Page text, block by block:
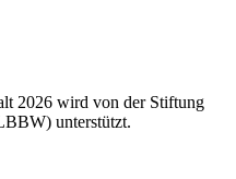
2026 wird von der Stiftung
unterstützt.